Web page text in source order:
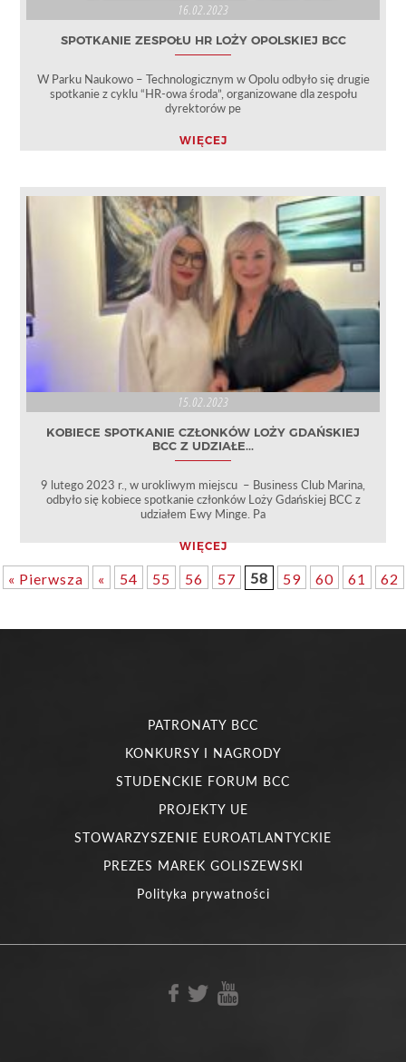
16.02.2023
SPOTKANIE ZESPOŁU HR LOŻY OPOLSKIEJ BCC
W Parku Naukowo – Technologicznym w Opolu odbyło się drugie
spotkanie z cyklu “HR-owa środa”, organizowane dla zespołu
dyrektorów pe
WIĘCEJ
15.02.2023
KOBIECE SPOTKANIE CZŁONKÓW LOŻY GDAŃSKIEJ
BCC Z UDZIAŁE...
9 lutego 2023 r., w urokliwym miejscu – Business Club Marina,
odbyło się kobiece spotkanie członków Loży Gdańskiej BCC z
udziałem Ewy Minge. Pa
WIĘCEJ
« Pierwsza « 54 55 56 57 58 59 60 61 62
PATRONATY BCC
KONKURSY I NAGRODY
STUDENCKIE FORUM BCC
PROJEKTY UE
STOWARZYSZENIE EUROATLANTYCKIE
PREZES MAREK GOLISZEWSKI
Polityka prywatności